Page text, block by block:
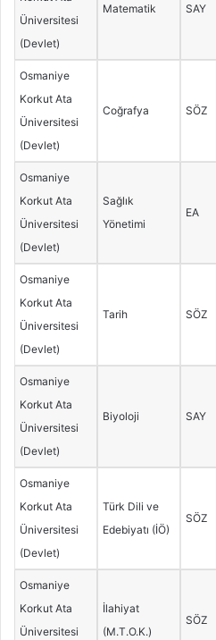
Üniversitesi
(Devlet)
Matematik SAY
Osmaniye
Korkut Ata
Üniversitesi
(Devlet)
Coğrafya SÖZ
Osmaniye
Korkut Ata
Üniversitesi
(Devlet)
Sağlık
Yönetimi
EA
Osmaniye
Korkut Ata
Üniversitesi
(Devlet)
Tarih SÖZ
Osmaniye
Korkut Ata
Üniversitesi
(Devlet)
Biyoloji SAY
Osmaniye
Korkut Ata
Üniversitesi
(Devlet)
Türk Dili ve
Edebiyatı (İÖ)
SÖZ
Osmaniye
Korkut Ata
Üniversitesi
İlahiyat
(M.T.O.K.)
SÖZ